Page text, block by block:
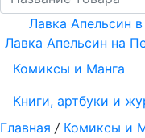
Лавка Апельсин
Лавка Апельсин на
Комиксы и Манга
Книги, артбуки и
Главная / Комиксы и